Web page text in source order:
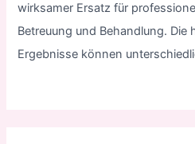
wirksamer Ersatz für
Betreuung und Behandlung. Die
Ergebnisse können